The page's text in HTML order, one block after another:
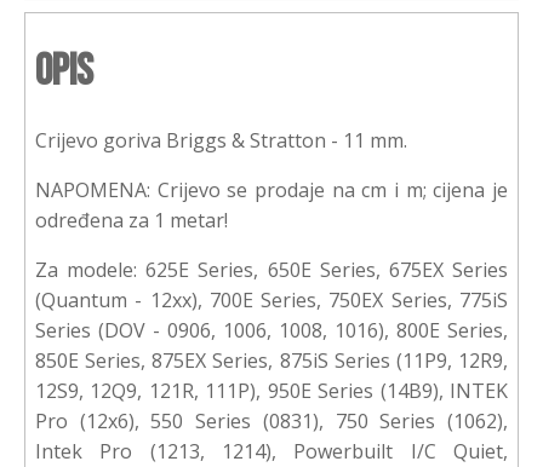
Opis
Crijevo goriva Briggs & Stratton - 11 mm.
NAPOMENA: Crijevo se prodaje na cm i m; cijena je
određena za 1 metar!
Za modele: 625E Series, 650E Series, 675EX Series
(Quantum - 12xx), 700E Series, 750EX Series, 775iS
Series (DOV - 0906, 1006, 1008, 1016), 800E Series,
850E Series, 875EX Series, 875iS Series (11P9, 12R9,
12S9, 12Q9, 121R, 111P), 950E Series (14B9), INTEK
Pro (12x6), 550 Series (0831), 750 Series (1062),
Intek Pro (1213, 1214), Powerbuilt I/C Quiet,